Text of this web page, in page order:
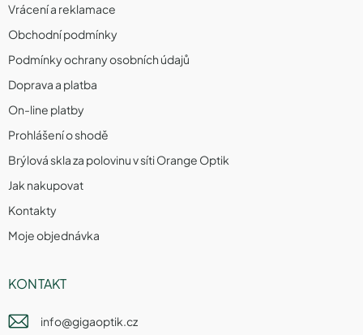
Vrácení a reklamace
Obchodní podmínky
Podmínky ochrany osobních údajů
Doprava a platba
On-line platby
Prohlášení o shodě
Brýlová skla za polovinu v síti Orange Optik
Jak nakupovat
Kontakty
Moje objednávka
KONTAKT
info@gigaoptik.cz